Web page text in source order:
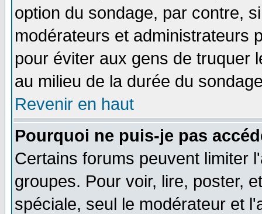
option du sondage, par contre,
modérateurs et administrateurs
pour éviter aux gens de truquer
au milieu de la durée du
Revenir en haut
Pourquoi ne puis-je pas
Certains forums peuvent limiter
groupes. Pour voir, lire, poster,
spéciale, seul le modérateur et